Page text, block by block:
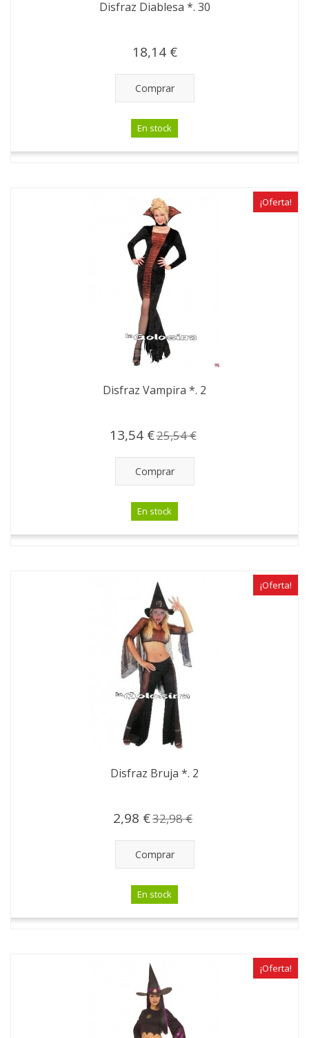
Disfraz Diablesa *. 30
18,14 €
Comprar
En stock
¡Oferta!
Disfraz Vampira *. 2
13,54 €25,54 €
Comprar
En stock
¡Oferta!
Disfraz Bruja *. 2
2,98 €32,98 €
Comprar
En stock
¡Oferta!